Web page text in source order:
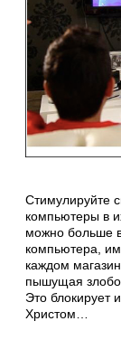
Стимулируйте
компьютеры в
можно больше
компьютера,
каждом
пышущая
Это блокирует
Христом…